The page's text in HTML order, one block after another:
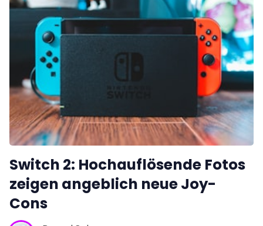
Switch 2: Hochauflösende Fotos
zeigen angeblich neue Joy-
Cons